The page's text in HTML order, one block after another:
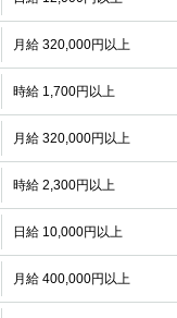
月給 320,000円以上
時給 1,700円以上
月給 320,000円以上
時給 2,300円以上
日給 10,000円以上
月給 400,000円以上